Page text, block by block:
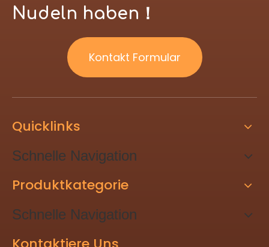
Nudeln haben！
Kontakt Formular
Quicklinks
Schnelle Navigation
Produktkategorie
Schnelle Navigation